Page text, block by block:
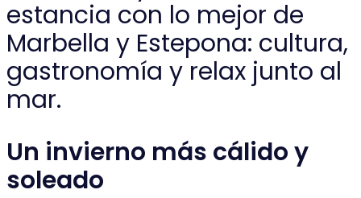
estancia con lo mejor de
Marbella y Estepona: cultura,
gastronomía y relax junto al
mar.
Un invierno más cálido y
soleado